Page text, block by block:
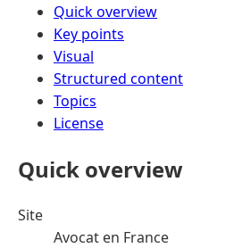
Quick overview
Key points
Visual
Structured content
Topics
License
Quick overview
Site
Avocat en France